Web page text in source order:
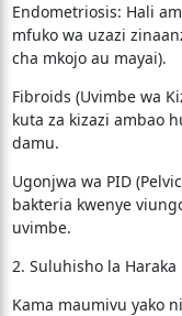
​Endometriosis: Hali
mfuko wa uzazi
cha mkojo au mayai).
​Fibroids (Uvimbe wa
kuta za kizazi ambao
damu.
​Ugonjwa wa PID
bakteria kwenye
uvimbe.
​2. Suluhisho la
​Kama maumivu yako